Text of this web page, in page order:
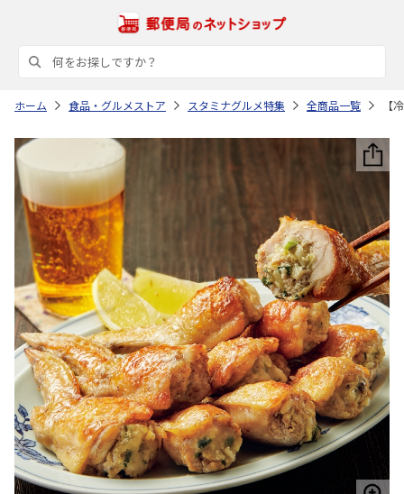
ホーム 食品・グルメストア スタミナグルメ特集 全商品一覧 【